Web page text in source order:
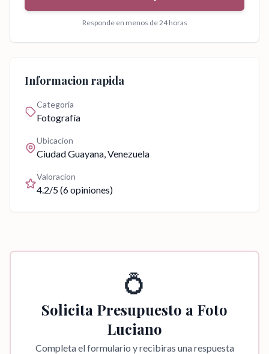
Responde en menos de 24 horas
Informacion rapida
Categoria
Fotografía
Ubicacion
Ciudad Guayana, Venezuela
Valoracion
4.2/5 (6opiniones)
💍
Solicita Presupuesto a Foto
Luciano
Completa el formulario y recibiras una respuesta